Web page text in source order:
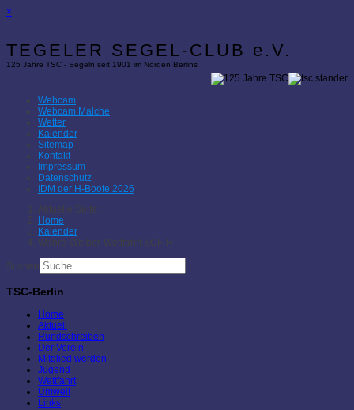
×
TEGELER SEGEL-CLUB e.V.
125 Jahre TSC - Segeln seit 1901 im Norden Berlins
Webcam
Webcam Malche
Wetter
Kalender
Sitemap
Kontakt
Impressum
Datenschutz
IDM der H-Boote 2026
Aktuelle Seite:
Home
Kalender
Wahre-Weiber-Wettfahrt SCF-H
Suchen
TSC-Berlin
Home
Aktuell
Rundschreiben
Der Verein
Mitglied werden
Jugend
Wettfahrt
Umwelt
Links